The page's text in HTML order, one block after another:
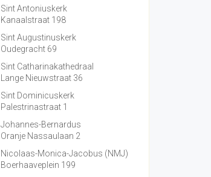
Sint Antoniuskerk
Kanaalstraat 198
Sint Augustinuskerk
Oudegracht 69
Sint Catharinakathedraal
Lange Nieuwstraat 36
Sint Dominicuskerk
Palestrinastraat 1
Johannes-Bernardus
Oranje Nassaulaan 2
Nicolaas-Monica-Jacobus (NMJ)
Boerhaaveplein 199